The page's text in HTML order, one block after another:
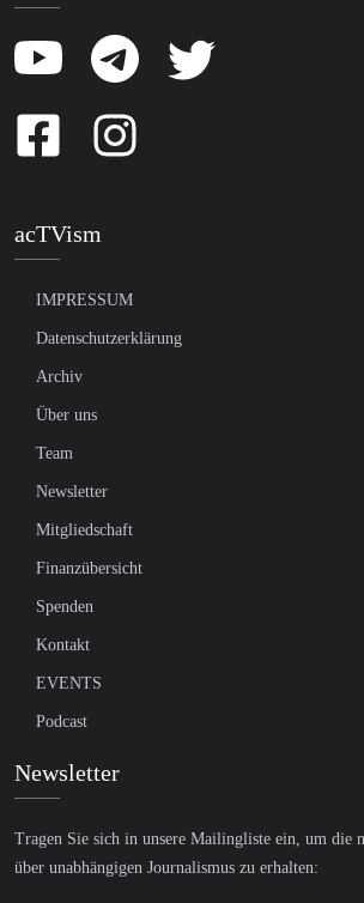
acTVism
IMPRESSUM
Datenschutzerklärung
Archiv
Über uns
Team
Newsletter
Mitgliedschaft
Finanzübersicht
Spenden
Kontakt
EVENTS
Podcast
Newsletter
Tragen Sie sich in unsere Mailingliste ein, um die
über unabhängigen Journalismus zu erhalten: